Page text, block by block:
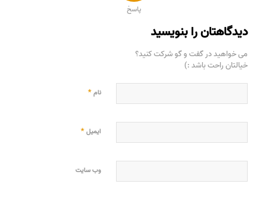
پاسخ
دیدگاهتان را بنویسید
می خواهید در گفت و گو شرکت کنید؟
خیالتان راحت باشد :)
نام*
ایمیل*
وب‌ سایت